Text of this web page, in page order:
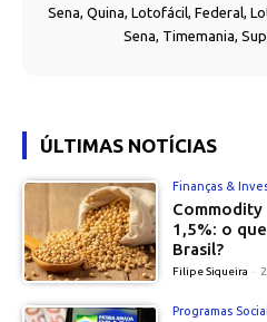
Sena, Quina, Lotofácil, Federal,
Sena, Timemania,
ÚLTIMAS NOTÍCIAS
Finanças &
Commodity
1,5%: o
Brasil?
Filipe Siqueira -
Programas